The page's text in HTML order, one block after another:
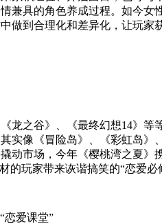
兼具的角色养成过程。如今
做到合理化和差异化，让玩家
龙之谷》、《最终幻想14》
实像《冒险岛》、《彩虹岛
动市场，今年《樱桃湾之夏》
的玩家带来诙谐搞笑的“恋爱必
恋爱课堂”